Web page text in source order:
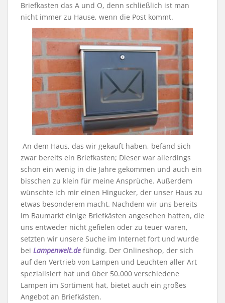
Briefkasten das A und O, denn schließlich ist man
nicht immer zu Hause, wenn die Post kommt.
An dem Haus, das wir gekauft haben, befand sich
zwar bereits ein Briefkasten; Dieser war allerdings
schon ein wenig in die Jahre gekommen und auch ein
bisschen zu klein für meine Ansprüche. Außerdem
wünschte ich mir einen Hingucker, der unser Haus zu
etwas besonderem macht. Nachdem wir uns bereits
im Baumarkt einige Briefkästen angesehen hatten, die
uns entweder nicht gefielen oder zu teuer waren,
setzten wir unsere Suche im Internet fort und wurde
bei Lampenwelt.de fündig. Der Onlineshop, der sich
auf den Vertrieb von Lampen und Leuchten aller Art
spezialisiert hat und über 50.000 verschiedene
Lampen im Sortiment hat, bietet auch ein großes
Angebot an Briefkästen.